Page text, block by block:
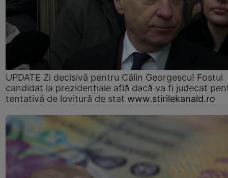
UPDATE Zi decisivă pentru Călin Georgescu! Fostul
candidat la prezidențiale află dacă va fi judecat
tentativă de lovitură de stat www.stirilekanald.ro